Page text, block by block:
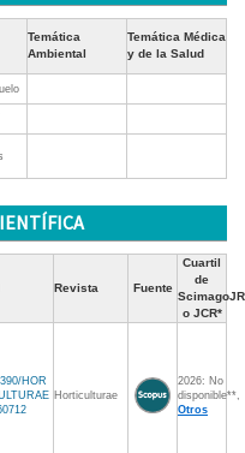
Temática
Ambiental
Temática Médica
y de la Salud
Revista Fuente
Cuartil
de
ScimagoJR
o JCR*
HOR
Horticulturae
2026: No
disponible**,
Otros